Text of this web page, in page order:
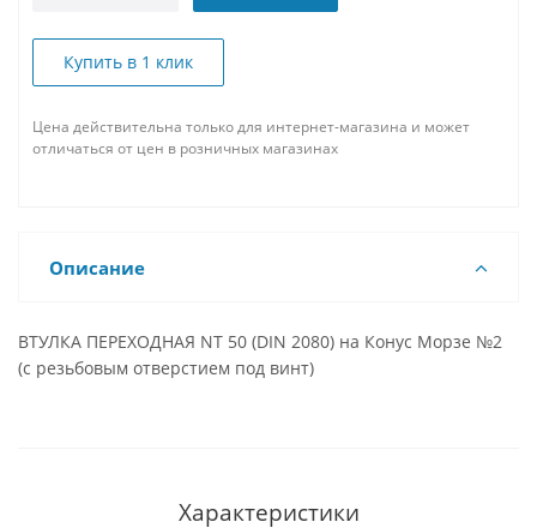
Купить в 1 клик
Цена действительна только для интернет-магазина и может
отличаться от цен в розничных магазинах
Описание
ВТУЛКА ПЕРЕХОДНАЯ NT 50 (DIN 2080) на Конус Морзе №2
(с резьбовым отверстием под винт)
Характеристики